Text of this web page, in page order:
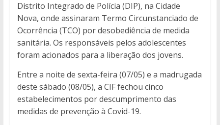
Distrito Integrado de Polícia (DIP), na Cidade
Nova, onde assinaram Termo Circunstanciado de
Ocorrência (TCO) por desobediência de medida
sanitária. Os responsáveis pelos adolescentes
foram acionados para a liberação dos jovens.
Entre a noite de sexta-feira (07/05) e a madrugada
deste sábado (08/05), a CIF fechou cinco
estabelecimentos por descumprimento das
medidas de prevenção à Covid-19.